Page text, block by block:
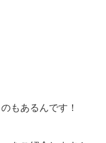
もあるんです！